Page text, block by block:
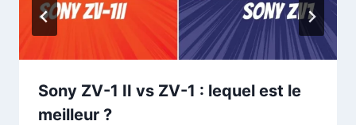
Sony ZV-1 II vs ZV-1 : lequel est le
meilleur ?